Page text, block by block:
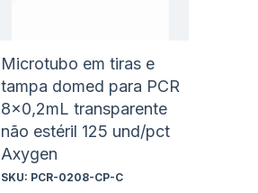
Microtubo em tiras e
tampa domed para PCR
8x0,2mL transparente
não estéril 125 und/pct
Axygen
SKU: PCR-0208-CP-C